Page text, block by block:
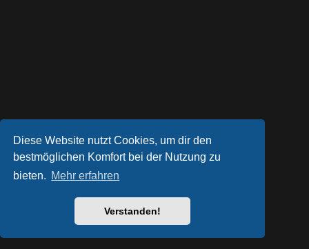
Diese Website nutzt Cookies, um dir den
bestmöglichen Komfort bei der Nutzung zu
bieten. Mehr erfahren
Verstanden!
Powered byphpBB
Deutsche Übersetzung durchphpBB.de
Datenschutz|Nutzungsbedingungen